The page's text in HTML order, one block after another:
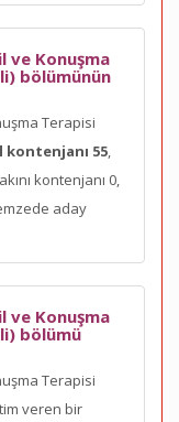
ve Konuşma
bölümünün
Terapisi
kontenjanı 55,
kontenjanı 0,
aday
ve Konuşma
bölümü
Terapisi
veren bir